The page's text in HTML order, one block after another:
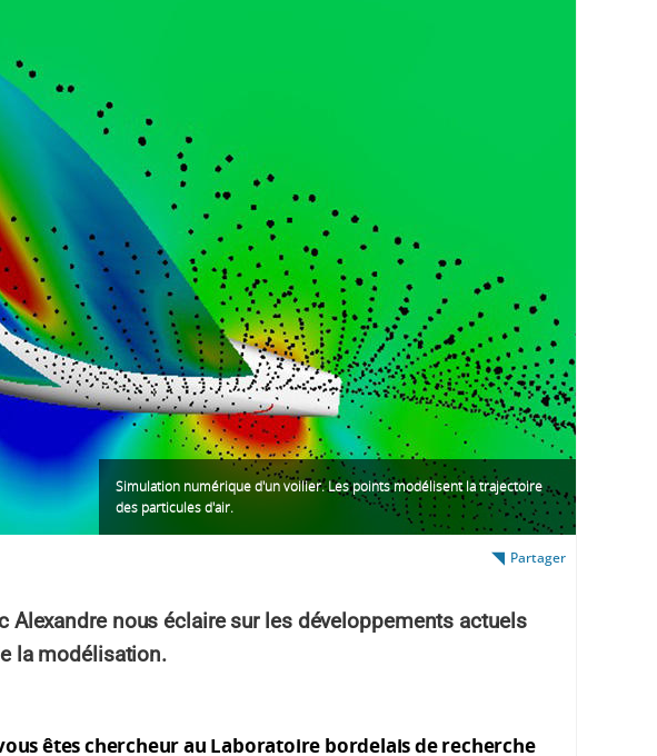
Simulation numérique d'un voilier. Les points modélisent la trajectoire
des particules d'air.
Partager
Alexandre nous éclaire sur les développements actuels
la modélisation.
êtes chercheur au Laboratoire bordelais de recherche